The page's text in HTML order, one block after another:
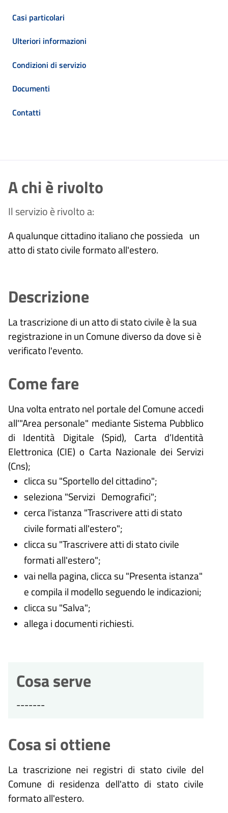
Casi particolari
Ulteriori informazioni
Condizioni di servizio
Documenti
Contatti
A chi è rivolto
Il servizio è rivolto a:
A qualunque cittadino italiano che possieda un
atto di stato civile formato all'estero.
Descrizione
La trascrizione di un atto di stato civile è la sua
registrazione in un Comune diverso da dove si è
verificato l'evento.
Come fare
Una volta entrato nel portale del Comune accedi
all'"Area personale" mediante Sistema Pubblico
di Identità Digitale (Spid), Carta d’Identità
Elettronica (CIE) o Carta Nazionale dei Servizi
(Cns);
clicca su "Sportello del cittadino";
seleziona "Servizi Demografici";
cerca l'istanza "Trascrivere atti di stato
civile formati all'estero";
clicca su "Trascrivere atti di stato civile
formati all'estero";
vai nella pagina, clicca su "Presenta istanza"
e compila il modello seguendo le indicazioni;
clicca su "Salva";
allega i documenti richiesti.
Cosa serve
-------
Cosa si ottiene
La trascrizione nei registri di stato civile del
Comune di residenza dell'atto di stato civile
formato all'estero.